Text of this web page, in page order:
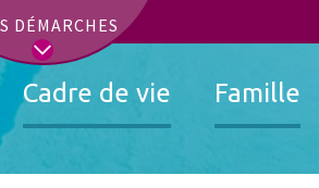
DÉMARCHES
Cadre de vie Famille